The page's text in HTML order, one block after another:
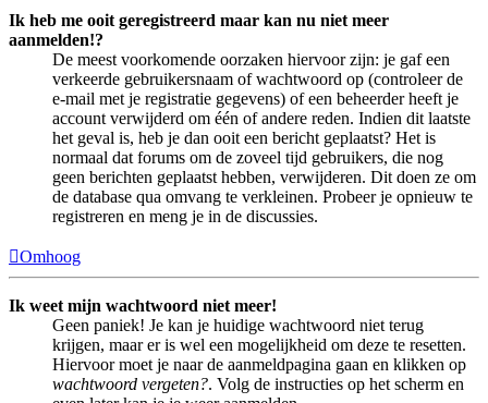
Ik heb me ooit geregistreerd maar kan nu niet meer
aanmelden!?
De meest voorkomende oorzaken hiervoor zijn: je gaf een
verkeerde gebruikersnaam of wachtwoord op (controleer de
e-mail met je registratie gegevens) of een beheerder heeft je
account verwijderd om één of andere reden. Indien dit laatste
het geval is, heb je dan ooit een bericht geplaatst? Het is
normaal dat forums om de zoveel tijd gebruikers, die nog
geen berichten geplaatst hebben, verwijderen. Dit doen ze om
de database qua omvang te verkleinen. Probeer je opnieuw te
registreren en meng je in de discussies.
Omhoog
Ik weet mijn wachtwoord niet meer!
Geen paniek! Je kan je huidige wachtwoord niet terug
krijgen, maar er is wel een mogelijkheid om deze te resetten.
Hiervoor moet je naar de aanmeldpagina gaan en klikken op
wachtwoord vergeten?. Volg de instructies op het scherm en